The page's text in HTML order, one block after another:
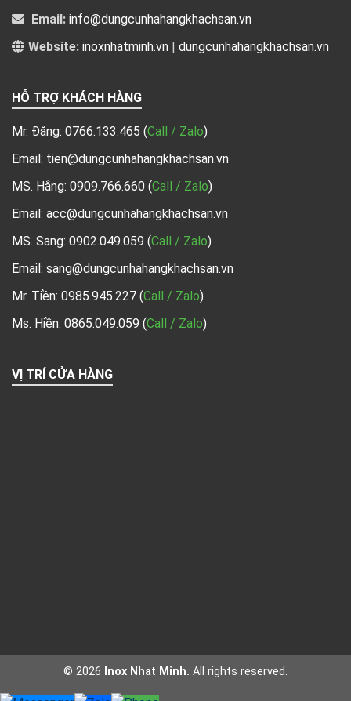
Email: info@dungcunhahangkhachsan.vn
Website: inoxnhatminh.vn | dungcunhahangkhachsan.vn
HỖ TRỢ KHÁCH HÀNG
Mr. Đăng: 0766.133.465 (Call / Zalo)
Email: tien@dungcunhahangkhachsan.vn
MS. Hằng: 0909.766.660 (Call / Zalo)
Email: acc@dungcunhahangkhachsan.vn
MS. Sang: 0902.049.059 (Call / Zalo)
Email: sang@dungcunhahangkhachsan.vn
Mr. Tiền: 0985.945.227 (Call / Zalo)
Ms. Hiền: 0865.049.059 (Call / Zalo)
VỊ TRÍ CỬA HÀNG
© 2026 Inox Nhat Minh. All rights reserved.